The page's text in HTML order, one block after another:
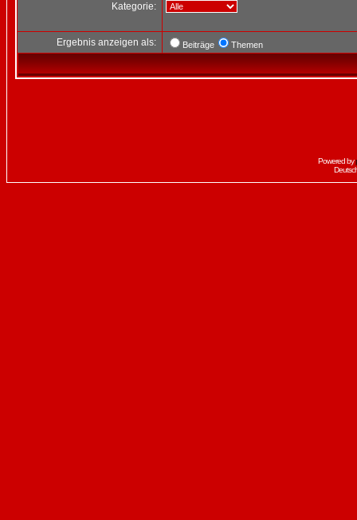
Kategorie:
Ergebnis anzeigen als: Beiträge Themen
Powered by